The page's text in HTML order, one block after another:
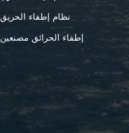
نظام إطفاء الحريق
إطفاء الحرائق مصنعين